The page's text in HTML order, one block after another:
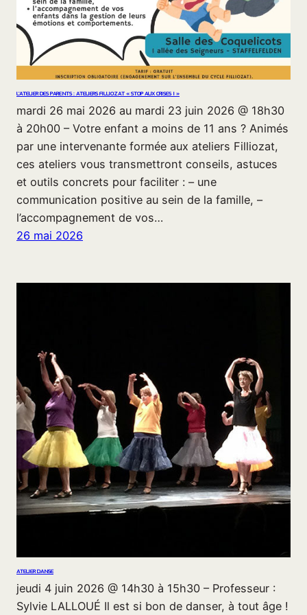
L’ATELIER DES PARENTS : ATELIERS FILLIOZAT « STOP AUX CRISES ! »
mardi 26 mai 2026 au mardi 23 juin 2026 @ 18h30
à 20h00 – Votre enfant a moins de 11 ans ? Animés
par une intervenante formée aux ateliers Filliozat,
ces ateliers vous transmettront conseils, astuces
et outils concrets pour faciliter : – une
communication positive au sein de la famille, –
l’accompagnement de vos…
26 mai 2026
ATELIER DANSE
jeudi 4 juin 2026 @ 14h30 à 15h30 – Professeur :
Sylvie LALLOUÉ Il est si bon de danser, à tout âge !